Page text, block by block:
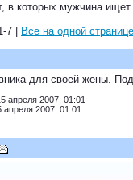
в которых мужчина ищет
7 |
Все на одной странице
для своей жены.
апреля 2007, 01:01
апреля 2007, 01:01